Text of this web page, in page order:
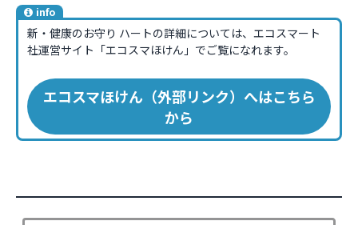
info
新・健康のお守り ハートの詳細については、エコスマート
社運営サイト「エコスマほけん」でご覧になれます。
エコスマほけん（外部リンク）へはこちら
から